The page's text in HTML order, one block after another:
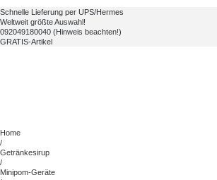
Schnelle Lieferung per UPS/Hermes
Weltweit größte Auswahl!
092049180040 (Hinweis beachten!)
GRATIS-Artikel
Home
/
Getränkesirup
/
Minipom-Geräte